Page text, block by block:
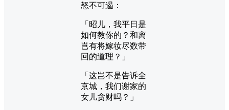
怒不可遏：
「昭儿，我平日是
如何教你的？和离
岂有将嫁妆尽数带
回的道理？」
「这岂不是告诉全
京城，我们谢家的
女儿贪财吗？」